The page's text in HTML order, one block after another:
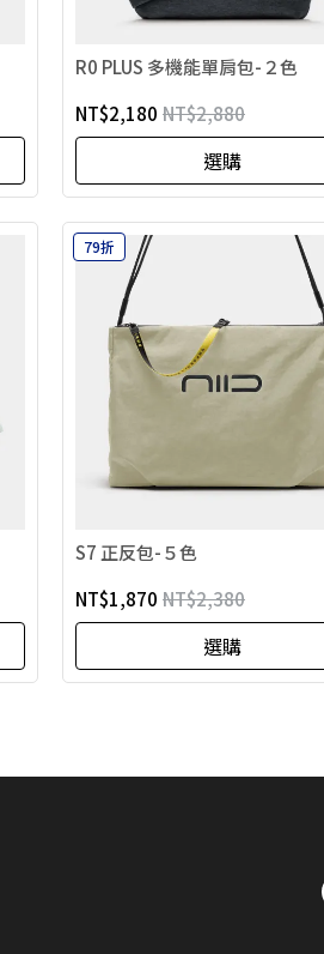
R0 PLUS 多機能單肩包-２色
NT$2,180 NT$2,880
選購
79折
S7 正反包-５色
NT$1,870 NT$2,380
選購